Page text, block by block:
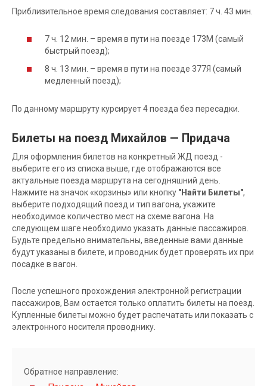
Приблизительное время следования составляет: 7 ч. 43 мин.
7 ч. 12 мин. – время в пути на поезде 173М (самый
быстрый поезд);
8 ч. 13 мин. – время в пути на поезде 377Я (самый
медленный поезд);
По данному маршруту курсирует 4 поезда без пересадки.
Билеты на поезд Михайлов — Придача
Для оформления билетов на конкретный ЖД поезд -
выберите его из списка выше, где отображаются все
актуальные поезда маршрута на сегодняшний день.
Нажмите на значок «корзины» или кнопку "Найти Билеты",
выберите подходящий поезд и тип вагона, укажите
необходимое количество мест на схеме вагона. На
следующем шаге необходимо указать данные пассажиров.
Будьте предельно внимательны, введенные вами данные
будут указаны в билете, и проводник будет проверять их при
посадке в вагон.
После успешного прохождения электронной регистрации
пассажиров, Вам остается только оплатить билеты на поезд.
Купленные билеты можно будет распечатать или показать с
электронного носителя проводнику.
Обратное направление: